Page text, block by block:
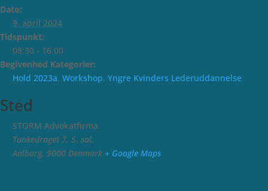
Dato:
9. april 2024
Tidspunkt:
08:30 - 16:00
Begivenhed Kategorier:
Hold 2023a, Workshop, Yngre Kvinders Lederuddannelse
Sted
STORM Advokatfirma
Tankedraget 7, 5. sal.
Aalborg, 9000 Denmark + Google Maps